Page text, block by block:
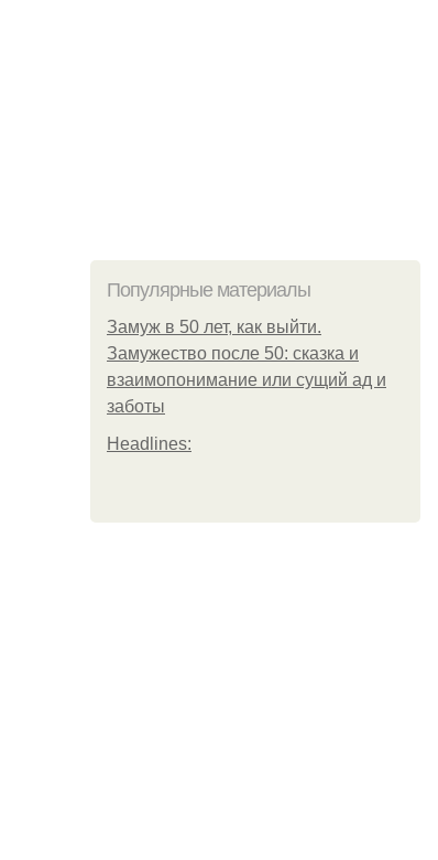
Популярные материалы
Замуж в 50 лет, как выйти.
Замужество после 50: сказка и
взаимопонимание или сущий ад и
заботы
Headlines: